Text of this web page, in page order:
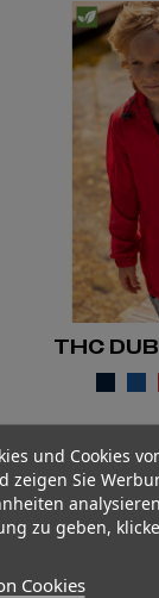
THC
und Cookies
zeigen Sie
zu geben,
Cookies